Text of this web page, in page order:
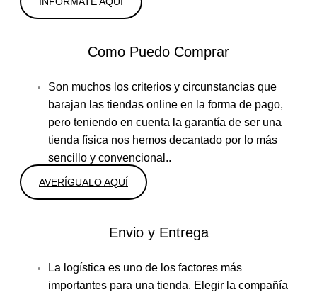
Como Puedo Comprar
Son muchos los criterios y circunstancias que
barajan las tiendas online en la forma de pago,
pero teniendo en cuenta la garantía de ser una
tienda física nos hemos decantado por lo más
sencillo y convencional..
AVERÍGUALO AQUÍ
Envio y Entrega
La logística es uno de los factores más
importantes para una tienda. Elegir la compañía